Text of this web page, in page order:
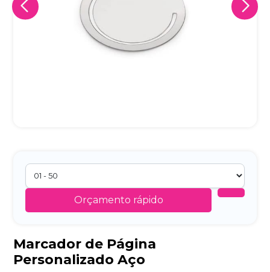
Orçamento rápido
Marcador de Página
Personalizado Aço
Iniciar conversa